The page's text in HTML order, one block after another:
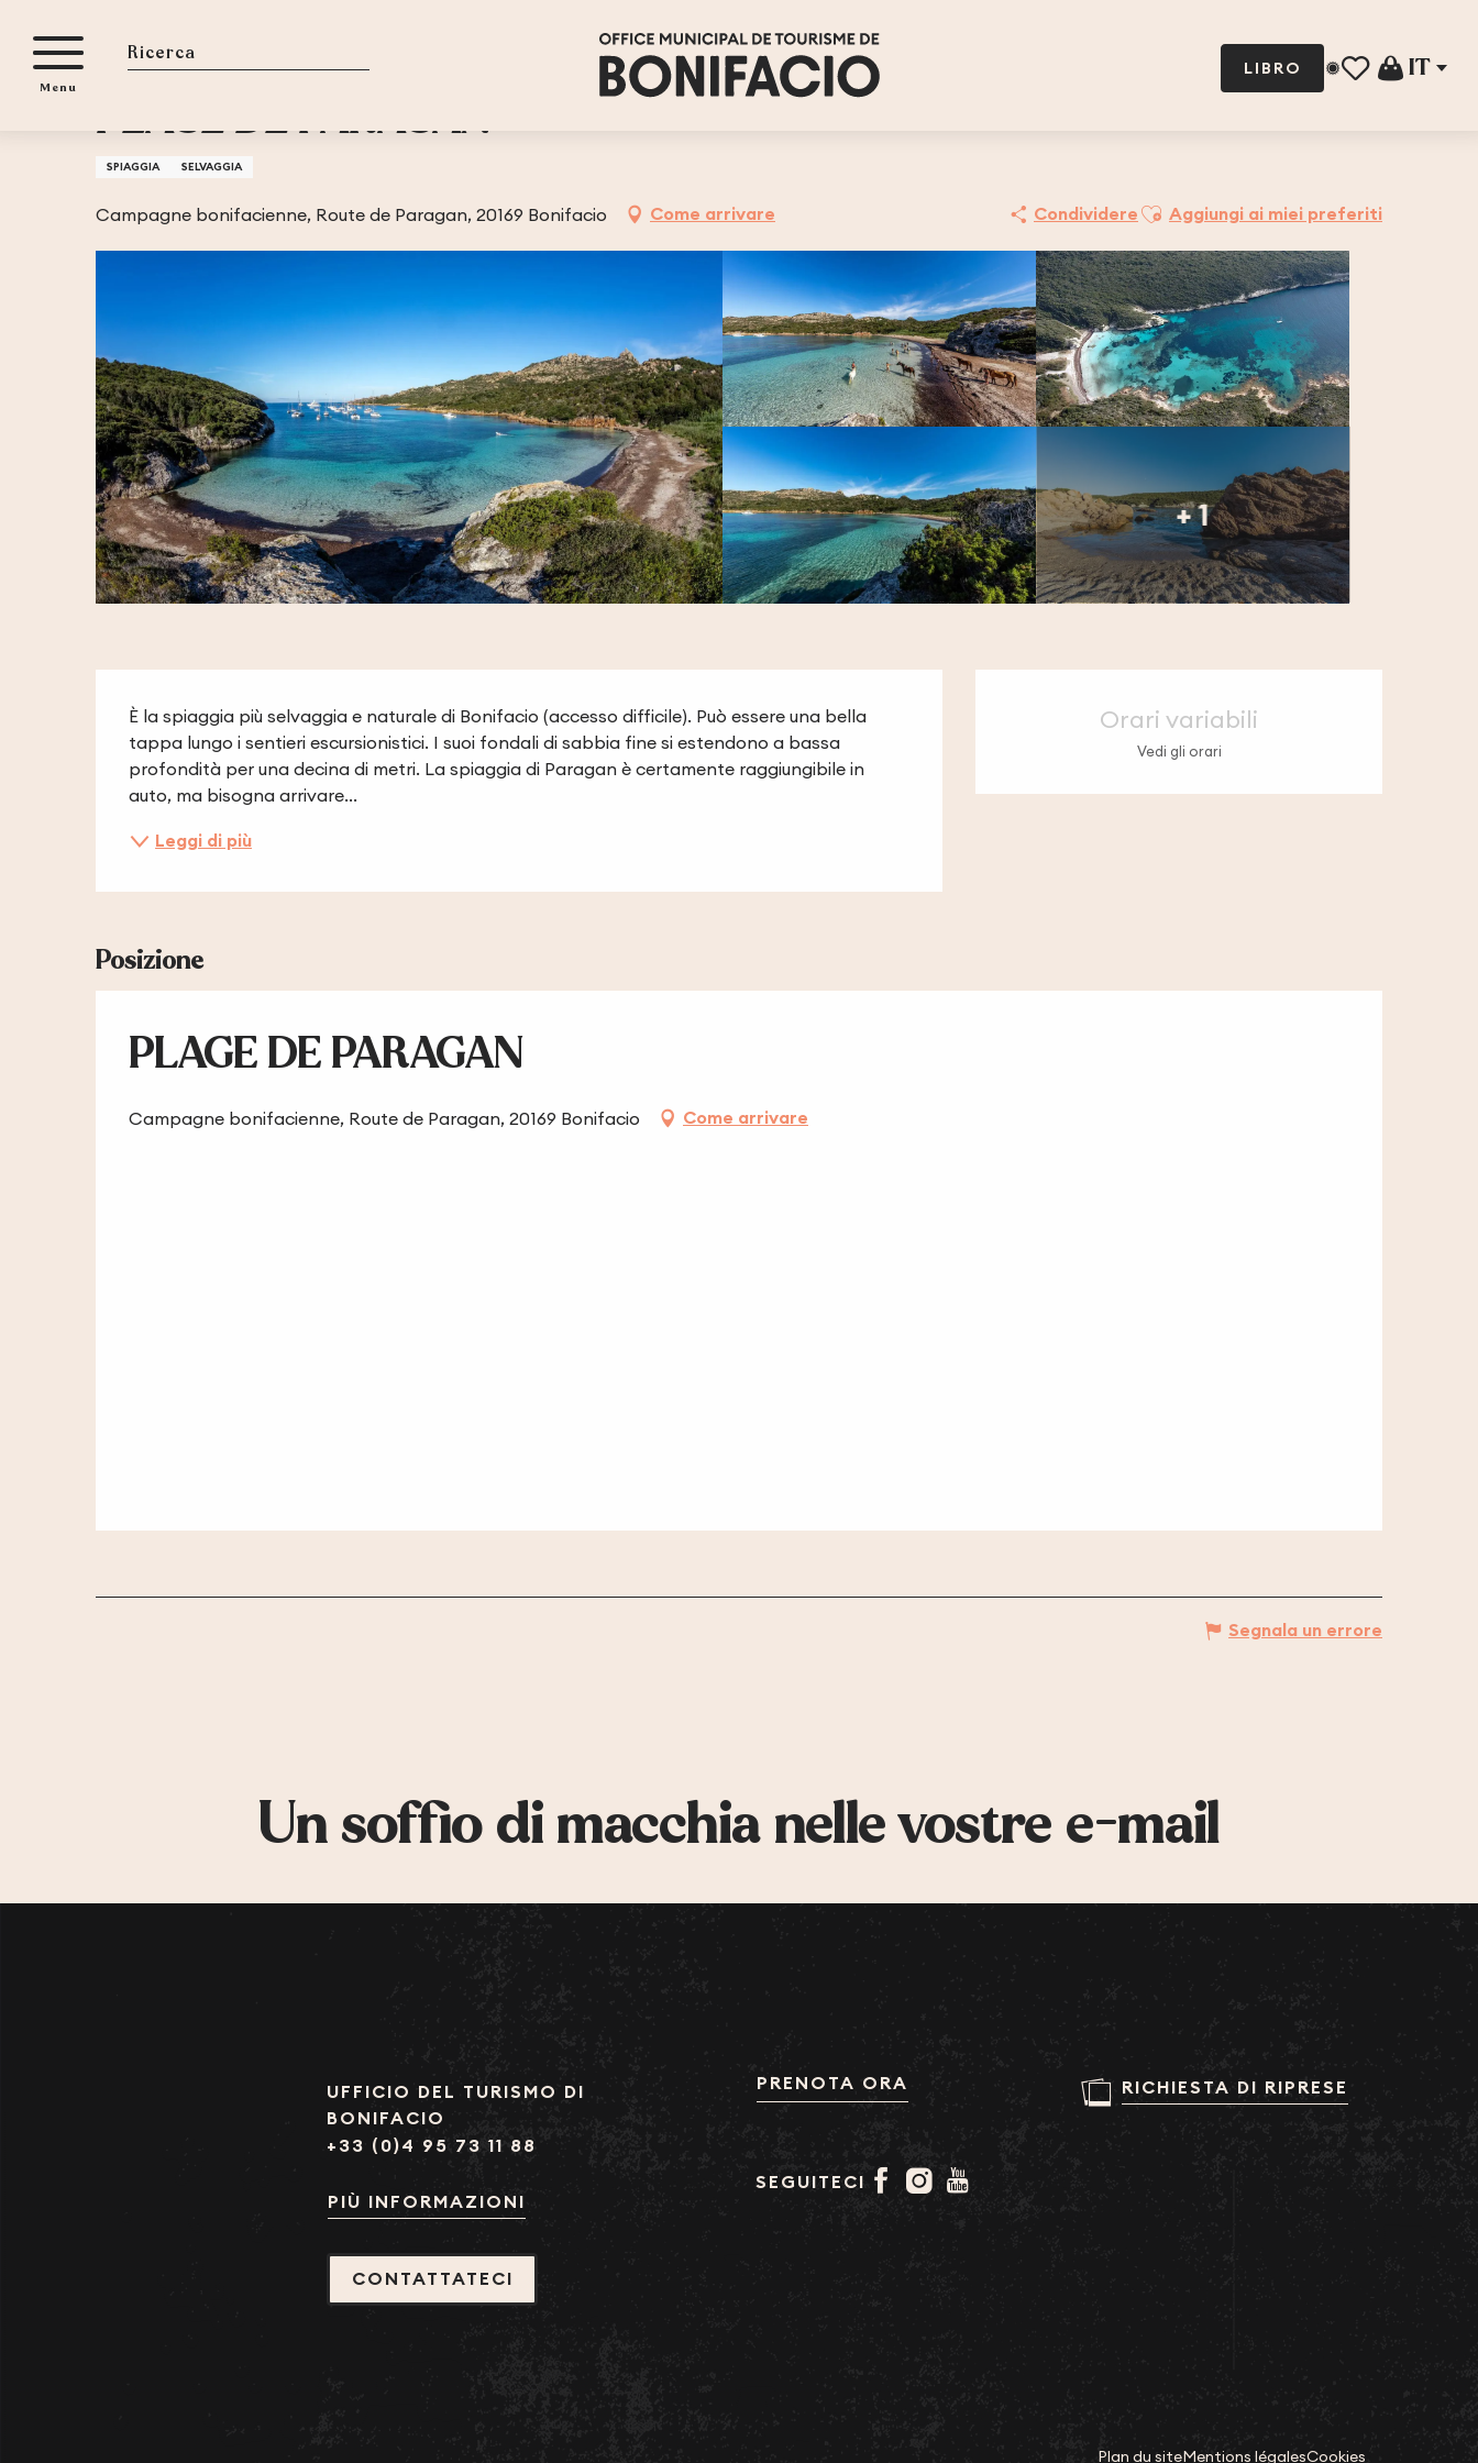
contenu
principal
LIBRO
Ricerca IT
Menu
PLAGE DE PARAGAN
SPIAGGIA SELVAGGIA
Campagne bonifacienne, Route de Paragan, 20169 Bonifacio Come arrivare Condividere Ajouter aux favoris
Aggiungi ai miei preferiti
+ 1
Orari e contatti
Orari variabili
Vedi gli orari
Descrizione
È la spiaggia più selvaggia e naturale di Bonifacio (accesso difficile). Può essere una bella
tappa lungo i sentieri escursionistici. I suoi fondali di sabbia fine si estendono a bassa
profondità per una decina di metri. La spiaggia di Paragan è certamente raggiungibile in
auto, ma bisogna arrivare...
Leggi di più
Posizione
PLAGE DE PARAGAN
Campagne bonifacienne, Route de Paragan, 20169 Bonifacio Come arrivare
Segnala un errore
Un soffio di macchia nelle vostre e-mail
UFFICIO DEL TURISMO DI
BONIFACIO
+33 (0)4 95 73 11 88
PIÙ INFORMAZIONI
CONTATTATECI
SEGUITECI
PRENOTA ORA RICHIESTA DI RIPRESE
Plan du siteMentions légalesCookies